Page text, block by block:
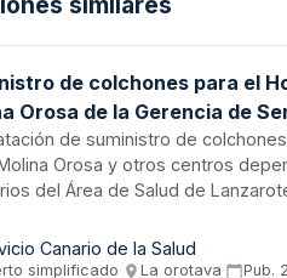
de colchones para el
Orosa de la Gerencia de
de suministro de
Orosa y otros centros
del Área de Salud de
técnicas, usabilidad y
incluye entrega, transporte
Canario de la Salud
simplificado· La orotava· Pub.